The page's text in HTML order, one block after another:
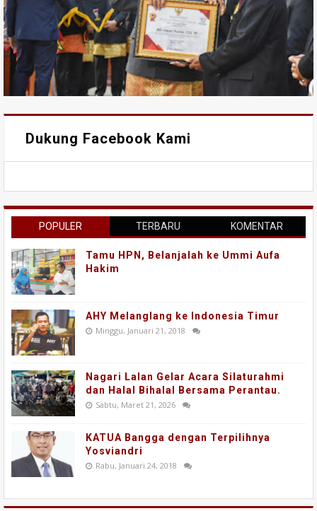
Dukung Facebook Kami
POPULER TERBARU KOMENTAR
Tamu HPN, Belanjalah ke Ummi Aufa
Hakim
AHY Melanglang ke Indonesia Timur
Minggu, Januari 21, 2018
Nagari Lalan Gelar Acara Silaturahmi
dan Halal Bihalal Bersama Perantau.
Sabtu, Maret 21, 2026
KATUA Bangga dengan Terpilihnya
Yosviandri
Rabu, Januari 24, 2018